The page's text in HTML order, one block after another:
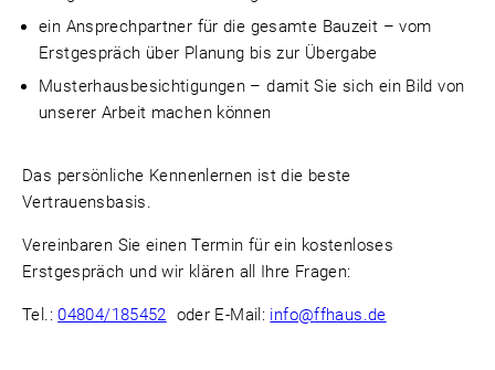
ein Ansprechpartner für die gesamte Bauzeit – vom
Erstgespräch über Planung bis zur Übergabe
Musterhausbesichtigungen – damit Sie sich ein Bild von
unserer Arbeit machen können
Das persönliche Kennenlernen ist die beste
Vertrauensbasis.
Vereinbaren Sie einen Termin für ein kostenloses
Erstgespräch und wir klären all Ihre Fragen:
Tel.:04804/185452 oder E-Mail: info@ffhaus.de